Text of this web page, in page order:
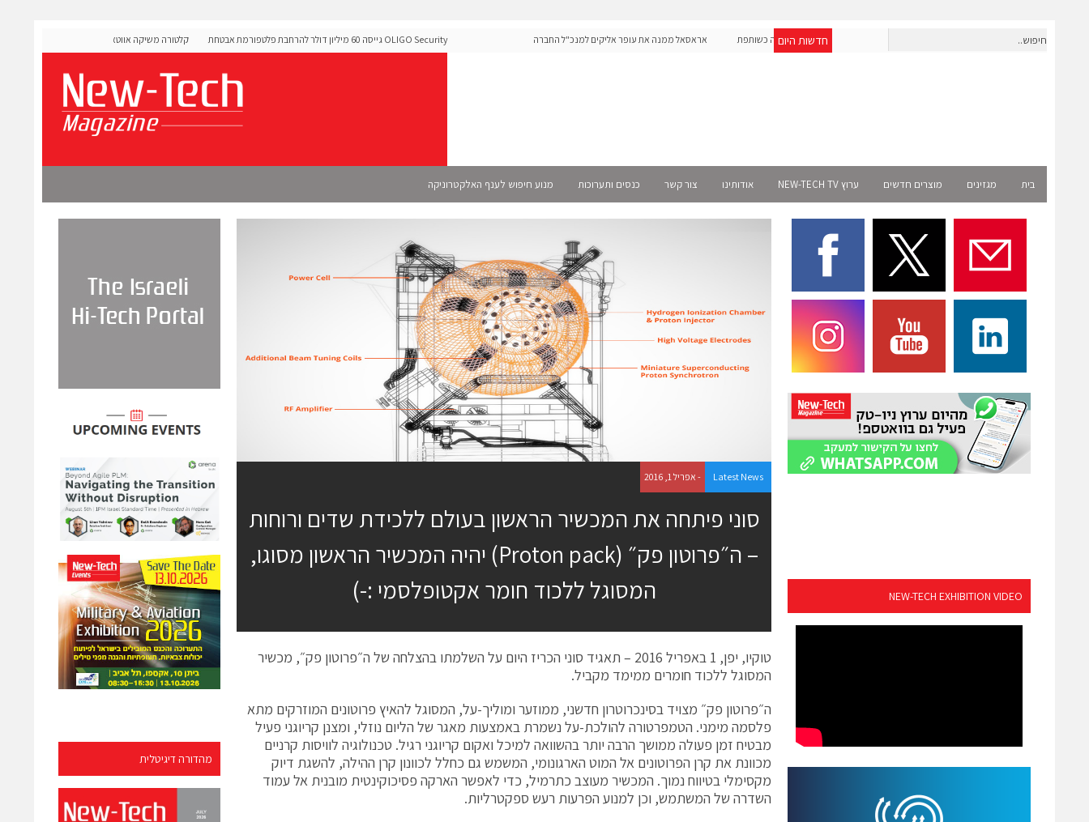
חדשות היום
OpenAI מרחיבה את פעילותה בישראל; אברא הוסמכה כשותפת
אראסאל ממנה את עופר אליקים למנכ"ל החברה
OLIGO Security גייסה 60 מיליון דולר להרחבת פלטפורמת אבטחת
קלטורה משיקה אווטארים עם אינטליגנציה רגשית
בית מגזינים מוצרים חדשים ערוץ NEW-TECH TV אודותינו צור קשר כנסים ותערוכות מנוע חיפוש לענף האלקטרוניקה
מהדורה דיגיטלית
Latest News - אפריל 1, 2016
סוני פיתחה את המכשיר הראשון בעולם ללכידת שדים ורוחות
– ה״פרוטון פק״ (Proton pack) יהיה המכשיר הראשון מסוגו,
המסוגל ללכוד חומר אקטופלסמי :-)
טוקיו, יפן, 1 באפריל 2016 – תאגיד סוני הכריז היום על השלמתו בהצלחה של ה״פרוטון פק״, מכשיר
המסוגל ללכוד חומרים ממימד מקביל.
ה״פרוטון פק״ מצויד בסינכרוטרון חדשני, ממוזער ומוליך-על, המסוגל להאיץ פרוטונים המוזרקים מתא
פלסמה מימני. הטמפרטורה להולכת-על נשמרת באמצעות מאגר של הליום נוזלי, ומצנן קריוגני פעיל
מבטיח זמן פעולה ממושך הרבה יותר בהשוואה למיכל ואקום קריוגני רגיל. טכנולוגיה לוויסות קרניים
מכוונת את קרן הפרוטונים אל המוט הארגונומי, המשמש גם כחלל לכוונון קרן ההילה, להשגת דיוק
מקסימלי בטיווח נמוך. המכשיר מעוצב כתרמיל, כדי לאפשר הארקה פסיכוקינטית מובנית אל עמוד
השדרה של המשתמש, וכן למנוע הפרעות רעש ספקטרליות.
NEW-TECH EXHIBITION VIDEO